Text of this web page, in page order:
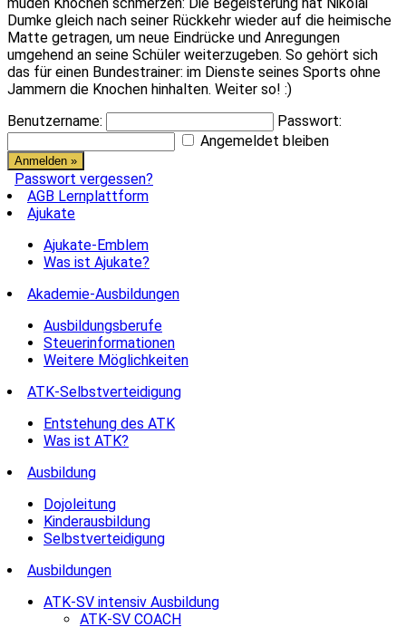
Dumke gleich nach seiner Rückkehr wieder auf die heimische
Matte getragen, um neue Eindrücke und Anregungen
umgehend an seine Schüler weiterzugeben. So gehört sich
das für einen Bundestrainer: im Dienste seines Sports ohne
Jammern die Knochen hinhalten. Weiter so! :)
Benutzername:
Passwort:
Angemeldet bleiben
Passwort vergessen?
AGB Lernplattform
Ajukate
Ajukate-Emblem
Was ist Ajukate?
Akademie-Ausbildungen
Ausbildungsberufe
Steuerinformationen
Weitere Möglichkeiten
ATK-Selbstverteidigung
Entstehung des ATK
Was ist ATK?
Ausbildung
Dojoleitung
Kinderausbildung
Selbstverteidigung
Ausbildungen
ATK-SV intensiv Ausbildung
ATK-SV COACH